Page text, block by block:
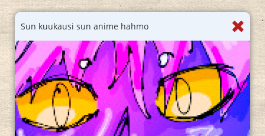
Sun kuukausi sun anime hahmo